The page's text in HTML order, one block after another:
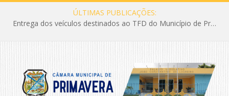
ÚLTIMAS PUBLICAÇÕES:
Entrega dos veículos destinados ao TFD do Município de Primavera